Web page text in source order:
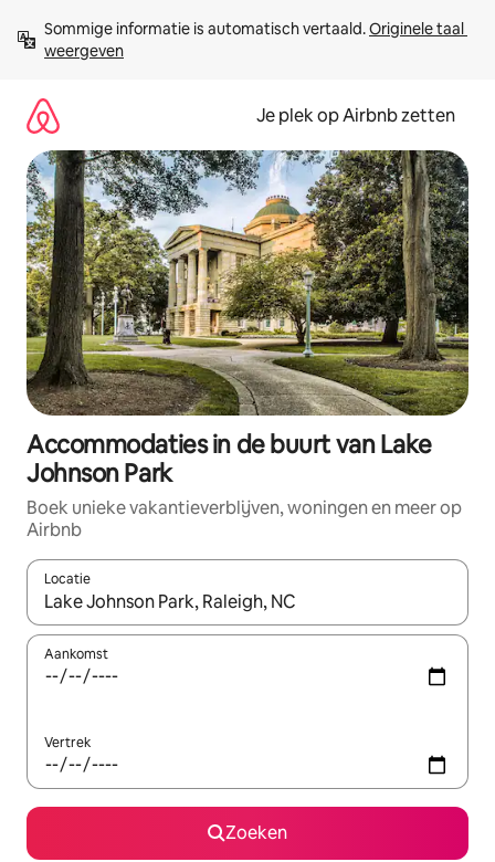
direct
naar
Sommige informatie is automatisch vertaald. Originele taal
weergeven
Je plek op Airbnb zetten
Accommodaties in de buurt van Lake
Johnson Park
Boek unieke vakantieverblijven, woningen en meer op
Airbnb
Locatie
Wanneer er resultaten beschikbaar zijn, maak je een keuze
Aankomst
Vertrek
Zoeken